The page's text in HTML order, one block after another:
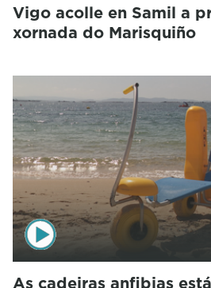
Vigo acolle en Samil a
xornada do Marisquiño
As cadeiras anfibias